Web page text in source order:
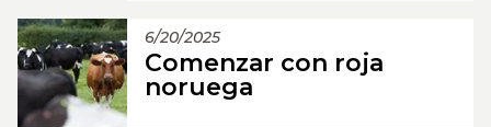
6/20/2025
Comenzar con roja
noruega